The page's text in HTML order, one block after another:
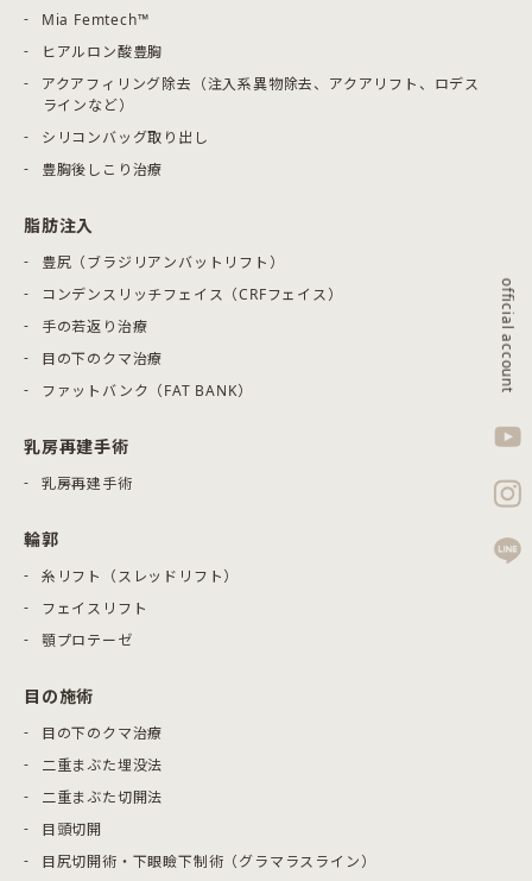
official account
Mia Femtech™
ヒアルロン酸豊胸
アクアフィリング除去（注入系異物除去、アクアリフト、ロデス
ラインなど）
シリコンバッグ取り出し
豊胸後しこり治療
脂肪注入
豊尻（ブラジリアンバットリフト）
コンデンスリッチフェイス（CRFフェイス）
手の若返り治療
目の下のクマ治療
ファットバンク（FAT BANK）
乳房再建手術
乳房再建手術
輪郭
糸リフト（スレッドリフト）
フェイスリフト
顎プロテーゼ
目の施術
目の下のクマ治療
二重まぶた埋没法
二重まぶた切開法
目頭切開
目尻切開術・下眼瞼下制術（グラマラスライン）